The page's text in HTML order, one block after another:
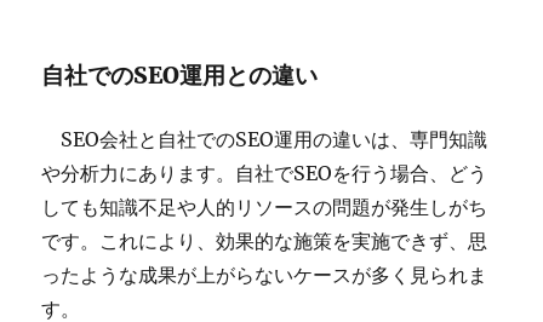
自社でのSEO運用との違い
SEO会社と自社でのSEO運用の違いは、専門知識
や分析力にあります。自社でSEOを行う場合、どう
しても知識不足や人的リソースの問題が発生しがち
です。これにより、効果的な施策を実施できず、思
ったような成果が上がらないケースが多く見られま
す。